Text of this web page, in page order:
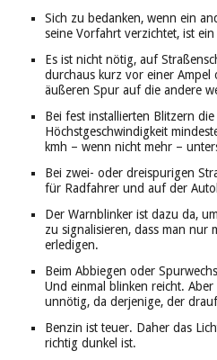
Sich zu bedanken, wenn ein
seine Vorfahrt verzichtet, ist
Es ist nicht nötig, auf
durchaus kurz vor einer
äußeren Spur auf die andere
Bei fest installierten Blitzern
Höchstgeschwindigkeit
kmh – wenn nicht mehr –
Bei zwei- oder dreispurigen
für Radfahrer und auf der
Der Warnblinker ist dazu da,
zu signalisieren, dass man nur
erledigen.
Beim Abbiegen oder
Und einmal blinken reicht.
unnötig, da derjenige, der
Benzin ist teuer. Daher das
richtig dunkel ist.